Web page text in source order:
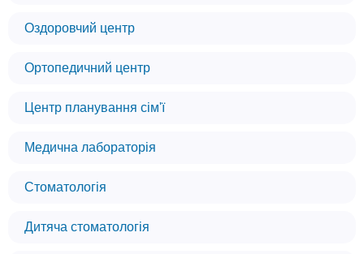
Оздоровчий центр
Ортопедичний центр
Центр планування сім'ї
Медична лабораторія
Стоматологія
Дитяча стоматологія